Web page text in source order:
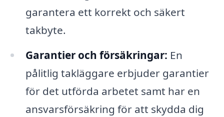
garantera ett korrekt och säkert
takbyte.
Garantier och försäkringar: En
pålitlig takläggare erbjuder garantier
för det utförda arbetet samt har en
ansvarsförsäkring för att skydda dig